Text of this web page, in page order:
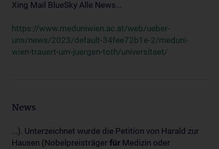
Xing Mail BlueSky Alle News...
https://www.meduniwien.ac.at/web/ueber-
uns/news/2023/default-34fee72b1e-2/meduni-
wien-trauert-um-juergen-toth/universitaet/
News
...). Unterzeichnet wurde die Petition von Harald zur
Hausen (Nobelpreisträger für Medizin oder